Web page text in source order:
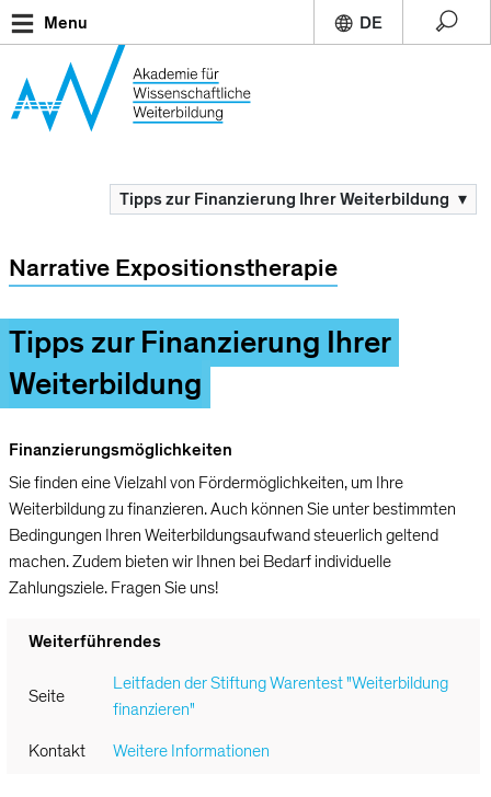
Direkt
zum
Menu
Tipps zur Finanzierung Ihrer Weiterbildung ▾
Narrative Expositionstherapie
Tipps zur Finanzierung Ihrer
Weiterbildung
Finanzierungsmöglichkeiten
Sie finden eine Vielzahl von Fördermöglichkeiten, um Ihre
Weiterbildung zu finanzieren. Auch können Sie unter bestimmten
Bedingungen Ihren Weiterbildungsaufwand steuerlich geltend
machen. Zudem bieten wir Ihnen bei Bedarf individuelle
Zahlungsziele. Fragen Sie uns!
Weiterführendes
Seite
Leitfaden der Stiftung Warentest "Weiterbildung
finanzieren"
Kontakt
Weitere Informationen